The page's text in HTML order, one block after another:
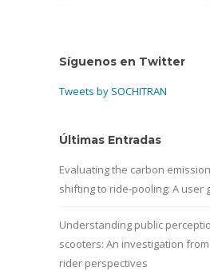
Síguenos en Twitter
Tweets by SOCHITRAN
Últimas Entradas
Evaluating the carbon
shifting to ride-pooling: A user
Understanding public
scooters: An investigation
rider perspectives